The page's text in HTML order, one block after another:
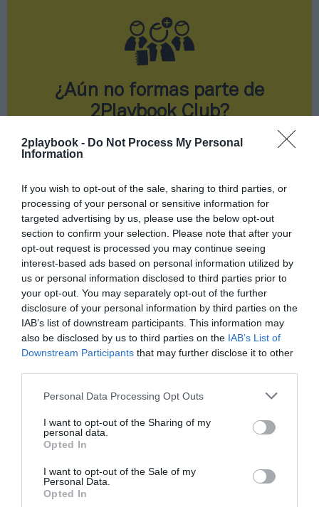
2playbook - Do Not Process My Personal
Information
If you wish to opt-out of the sale, sharing to third parties, or
processing of your personal or sensitive information for
targeted advertising by us, please use the below opt-out
section to confirm your selection. Please note that after your
opt-out request is processed you may continue seeing
interest-based ads based on personal information utilized by
us or personal information disclosed to third parties prior to
your opt-out. You may separately opt-out of the further
disclosure of your personal information by third parties on the
IAB’s list of downstream participants. This information may
also be disclosed by us to third parties on the IAB’s List of
Downstream Participants that may further disclose it to other
Personal Data Processing Opt Outs
I want to opt-out of the Sharing of my
personal data.
Opted In
I want to opt-out of the Sale of my
Personal Data.
Opted In
¿Aún no formas parte de
2Playbook Club?
¡Hazte Socio o únete gratis como Simpatizante
para leer este contenido!
Compartir
Imprimir
2Playbook Club2P